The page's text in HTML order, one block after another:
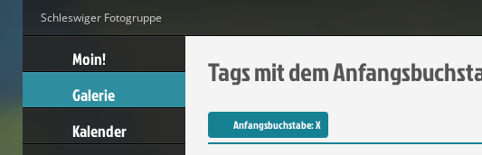
Schleswiger Fotogruppe
Moin!
Galerie
Kalender
Tags mit dem
Anfangsbuchstabe: X